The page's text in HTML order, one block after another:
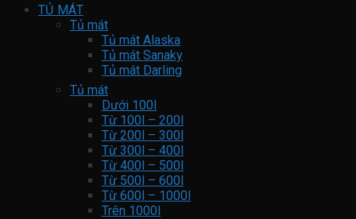
TỦ MÁT
Tủ mát
Tủ mát Alaska
Tủ mát Sanaky
Tủ mát Darling
Tủ mát
Dưới 100l
Từ 100l – 200l
Từ 200l – 300l
Từ 300l – 400l
Từ 400l – 500l
Từ 500l – 600l
Từ 600l – 1000l
Trên 1000l